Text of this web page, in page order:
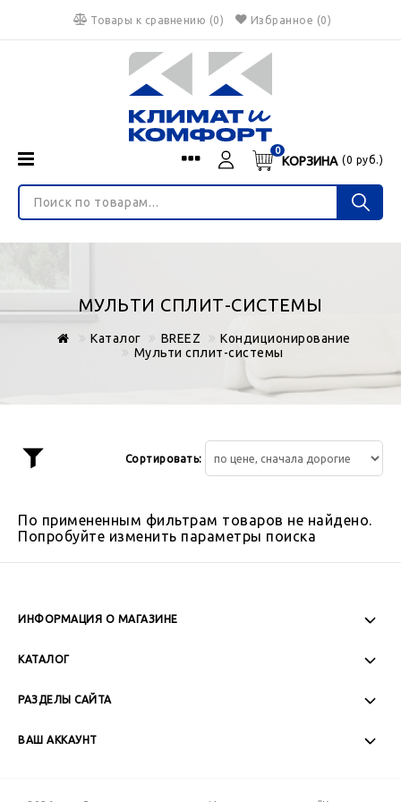
Товары к сравнению (0) Избранное (0)
Menu
Войти
€ руб.
КОРЗИНА
0
(0 руб.)
О нас
НЕ ЯВЛЯЕТСЯ ПУБЛИЧНОЙ ОФЕРТОЙ
Доставка и оплата
Блог
МУЛЬТИ СПЛИТ-СИСТЕМЫ
Каталог BREEZ
Кондиционирование
Мульти сплит-системы
Сортировать:
По примененным фильтрам товаров не найдено.
Попробуйте изменить параметры поиска
ИНФОРМАЦИЯ О МАГАЗИНЕ
Сб-Вс: Выходной
КАТАЛОГ
РАЗДЕЛЫ САЙТА
ВАШ АККАУНТ